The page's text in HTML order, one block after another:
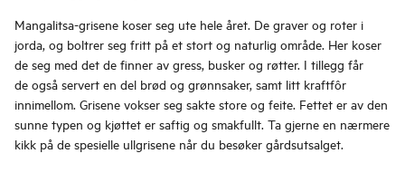
Mangalitsa-grisene koser seg ute hele året. De graver og roter i
jorda, og boltrer seg fritt på et stort og naturlig område. Her koser
de seg med det de finner av gress, busker og røtter. I tillegg får
de også servert en del brød og grønnsaker, samt litt kraftfôr
innimellom. Grisene vokser seg sakte store og feite. Fettet er av den
sunne typen og kjøttet er saftig og smakfullt. Ta gjerne en nærmere
kikk på de spesielle ullgrisene når du besøker gårdsutsalget.